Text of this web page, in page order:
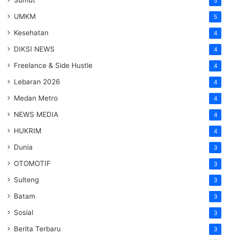
UMKM 5
Kesehatan 4
DIKSI NEWS 4
Freelance & Side Hustle 4
Lebaran 2026 4
Medan Metro 4
NEWS MEDIA 4
HUKRIM 4
Dunia 3
OTOMOTIF 3
Sulteng 3
Batam 3
Sosial 3
Berita Terbaru 3